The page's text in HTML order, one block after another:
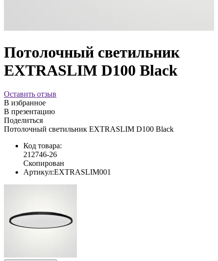
Потолочный светильник
EXTRASLIM D100 Black
Оставить отзыв
В избранное
В презентацию
Поделиться
Потолочный светильник EXTRASLIM D100 Black
Код товара:
212746-26
Скопирован
Артикул:EXTRASLIM001